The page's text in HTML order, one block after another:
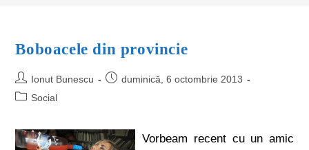
Boboacele din provincie
Ionut Bunescu
duminică, 6 octombrie 2013
Social
Vorbeam recent cu un amic